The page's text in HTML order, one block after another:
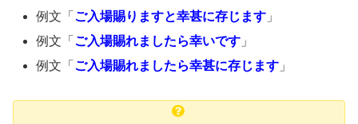
例文「 ご入場賜りますと幸甚に存じます 」
例文「 ご入場賜れましたら幸いです 」
例文「 ご入場賜れましたら幸甚に存じます 」